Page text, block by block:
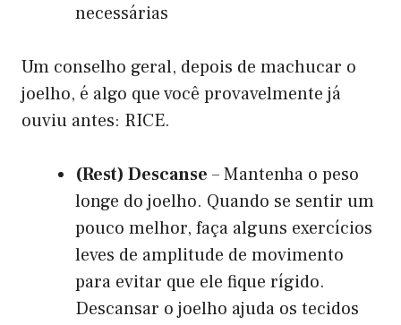
necessárias
Um conselho geral, depois de machucar o
joelho, é algo que você provavelmente já
ouviu antes: RICE.
(Rest) Descanse – Mantenha o peso
longe do joelho. Quando se sentir um
pouco melhor, faça alguns exercícios
leves de amplitude de movimento
para evitar que ele fique rígido.
Descansar o joelho ajuda os tecidos